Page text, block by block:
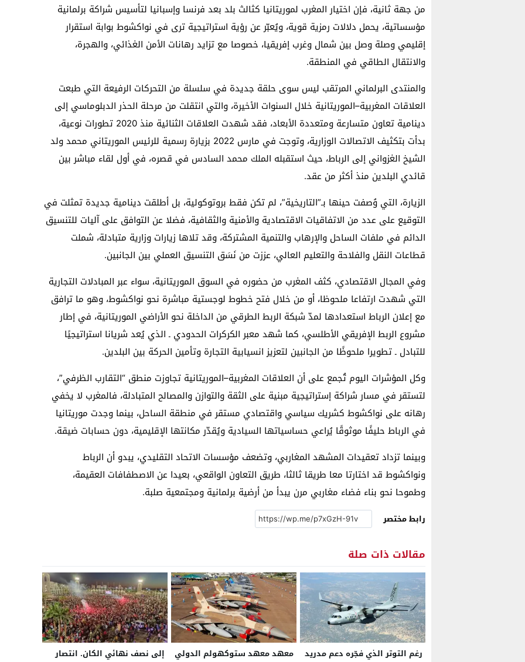
من جهة ثانية، فإن اختيار المغرب لموريتانيا كثالث بلد بعد فرنسا وإسبانيا لتأسيس شراكة برلمانية
مؤسساتية، يحمل دلالات رمزية قوية، ويُعبّر عن رؤية استراتيجية ترى في نواكشوط بوابة استقرار
إقليمي وصلة وصل بين شمال وغرب إفريقيا، خصوصا مع تزايد رهانات الأمن الغذائي، والهجرة،
والانتقال الطاقي في المنطقة.
والمنتدى البرلماني المرتقب ليس سوى حلقة جديدة في سلسلة من التحركات الرفيعة التي طبعت
العلاقات المغربية–الموريتانية خلال السنوات الأخيرة، والتي انتقلت من مرحلة الحذر الدبلوماسي إلى
دينامية تعاون متسارعة ومتعددة الأبعاد، فقد شهدت العلاقات الثنائية منذ 2020 تطورات نوعية،
بدأت بتكثيف الاتصالات الوزارية، وتوجت في مارس 2022 بزيارة رسمية للرئيس الموريتاني محمد ولد
الشيخ الغزواني إلى الرباط، حيث استقبله الملك محمد السادس في قصره، في أول لقاء مباشر بين
قائدي البلدين منذ أكثر من عقد.
الزيارة، التي وُصفت حينها بـ”التاريخية”، لم تكن فقط بروتوكولية، بل أطلقت دينامية جديدة تمثلت في
التوقيع على عدد من الاتفاقيات الاقتصادية والأمنية والثقافية، فضلا عن التوافق على آليات للتنسيق
الدائم في ملفات الساحل والإرهاب والتنمية المشتركة، وقد تلاها زيارات وزارية متبادلة، شملت
قطاعات النقل والفلاحة والتعليم العالي، عززت من نَسَق التنسيق العملي بين الجانبين.
وفي المجال الاقتصادي، كثف المغرب من حضوره في السوق الموريتانية، سواء عبر المبادلات التجارية
التي شهدت ارتفاعا ملحوظا، أو من خلال فتح خطوط لوجستية مباشرة نحو نواكشوط، وهو ما ترافق
مع إعلان الرباط استعدادها لمدّ شبكة الربط الطرقي من الداخلة نحو الأراضي الموريتانية، في إطار
مشروع الربط الإفريقي الأطلسي، كما شهد معبر الكركرات الحدودي ـ الذي يُعد شريانا استراتيجيًا
للتبادل ـ تطويرا ملحوظًا من الجانبين لتعزيز انسيابية التجارة وتأمين الحركة بين البلدين.
وكل المؤشرات اليوم تُجمع على أن العلاقات المغربية–الموريتانية تجاوزت منطق “التقارب الظرفي”،
لتستقر في مسار شراكة إستراتيجية مبنية على الثقة والتوازن والمصالح المتبادلة، فالمغرب لا يخفي
رهانه على نواكشوط كشريك سياسي واقتصادي مستقر في منطقة الساحل، بينما وجدت موريتانيا
في الرباط حليفًا موثوقًا يُراعي حساسياتها السيادية ويُقدّر مكانتها الإقليمية، دون حسابات ضيقة.
وبينما تزداد تعقيدات المشهد المغاربي، وتضعف مؤسسات الاتحاد التقليدي، يبدو أن الرباط
ونواكشوط قد اختارتا معا طريقا ثالثا، طريق التعاون الواقعي، بعيدا عن الاصطفافات العقيمة،
وطموحا نحو بناء فضاء مغاربي مرن يبدأ من أرضية برلمانية ومجتمعية صلبة.
رابط مختصر
مقالات ذات صلة
رغم التوتر الذي فجّره دعم مدريد
معهد معهد ستوكهولم الدولي
إلى نصف نهائي الكان. انتصار